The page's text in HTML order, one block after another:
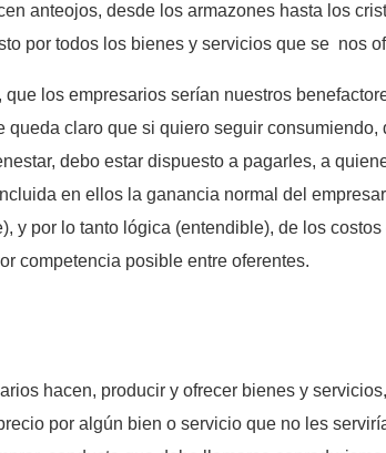
anteojos, desde los armazones hasta los
por todos los bienes y servicios que se nos
los empresarios serían nuestros
claro que si quiero seguir
debo estar dispuesto a pagarles, a
en ellos la ganancia normal del
y por lo tanto lógica (entendible), de los
competencia posible entre oferentes.
hacen, producir y ofrecer bienes y
por algún bien o servicio que no les